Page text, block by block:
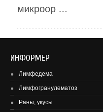
микроор ...
ИНФОРМЕР
Лимфедема
Лимфогранулематоз
Раны, укусы
здоровье нации.